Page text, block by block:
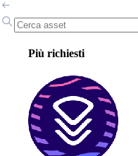
Più richiesti